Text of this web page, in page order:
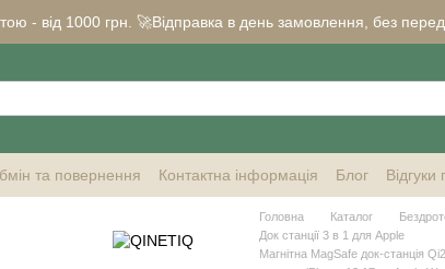
- від 1000 грн. 🚀Відправка в день замовлення, без
та повернення Контактна інформація Блог
Головна Каталог
Док станції 3 в 1 для Apple
Магнітна MagSafe док-станція